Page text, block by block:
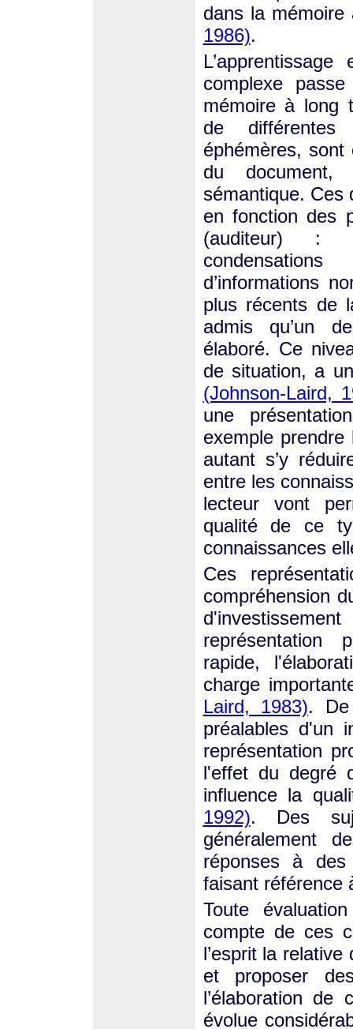
dans la
1986).
complexe
mémoire à long
de différentes
éphémères, sont
du document,
sémantique. Ces
en fonction des
(auditeur) :
d’informations
plus récents de
admis qu’un
élaboré. Ce
de situation, a
(Johnson-Laird,
une
exemple prendre
autant s’y
entre les
lecteur vont
qualité de ce
connaissances
Ces
compréhension
représentation
rapide,
charge
Laird, 1983). De
préalables d'un
représentation
l'effet du degré
influence la
1992). Des
généralement
réponses à
faisant référence
Toute
compte de ces
l’esprit la
et proposer
l’élaboration de
évolue